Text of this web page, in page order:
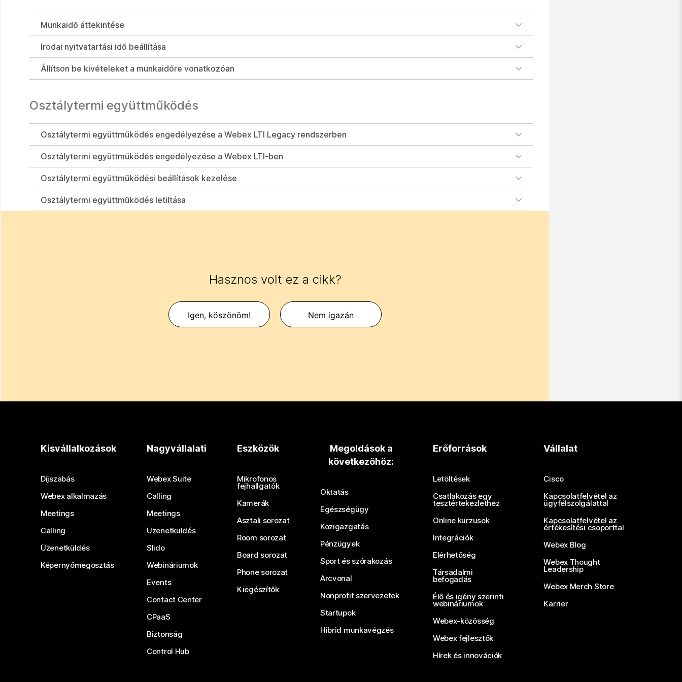
Munkaidő áttekintése
Irodai nyitvatartási idő beállítása
Állítson be kivételeket a munkaidőre vonatkozóan
Osztálytermi együttműködés
Osztálytermi együttműködés engedélyezése a Webex LTI Legacy rendszerben
Osztálytermi együttműködés engedélyezése a Webex LTI-ben
Osztálytermi együttműködési beállítások kezelése
Osztálytermi együttműködés letiltása
Hasznos volt ez a cikk?
Igen, köszönöm! Nem igazán
Kisvállalkozások
Díjszabás
Webex alkalmazás
Meetings
Calling
Üzenetküldés
Képernyőmegosztás
Nagyvállalati
Webex Suite
Calling
Meetings
Üzenetküldés
Slido
Webináriumok
Events
Contact Center
CPaaS
Biztonság
Control Hub
Eszközök
Mikrofonos
fejhallgatók
Kamerák
Asztali sorozat
Room sorozat
Board sorozat
Phone sorozat
Kiegészítők
Megoldások a
következőhöz:
Oktatás
Egészségügy
Közigazgatás
Pénzügyek
Sport és szórakozás
Arcvonal
Nonprofit szervezetek
Startupok
Hibrid munkavégzés
Erőforrások
Letöltések
Csatlakozás egy
tesztértekezlethez
Online kurzusok
Integrációk
Elérhetőség
Társadalmi
befogadás
Élő és igény szerinti
webináriumok
Webex-közösség
Webex fejlesztők
Hírek és innovációk
Vállalat
Cisco
Kapcsolatfelvétel az
ügyfélszolgálattal
Kapcsolatfelvétel az
értékesítési csoporttal
Webex Blog
Webex Thought
Leadership
Webex Merch Store
Karrier